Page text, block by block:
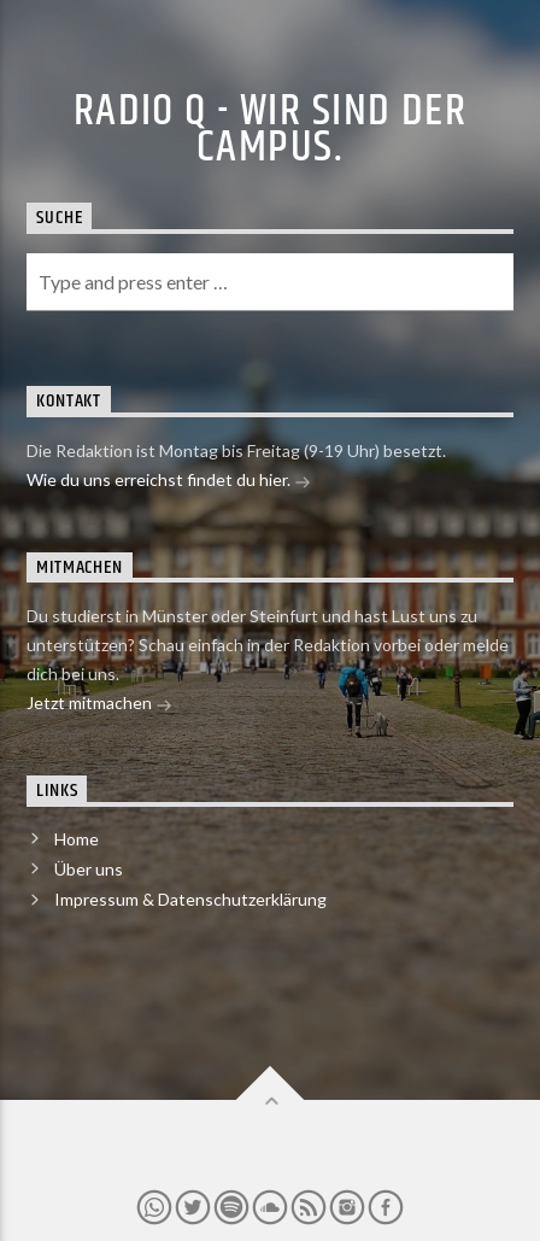
RADIO Q - WIR SIND DER
CAMPUS.
SUCHE
KONTAKT
Die Redaktion ist Montag bis Freitag (9-19 Uhr) besetzt.
Wie du uns erreichst findet du hier.
MITMACHEN
Du studierst in Münster oder Steinfurt und hast Lust uns zu
unterstützen? Schau einfach in der Redaktion vorbei oder melde
dich bei uns.
Jetzt mitmachen
LINKS
Home
Über uns
Impressum & Datenschutzerklärung